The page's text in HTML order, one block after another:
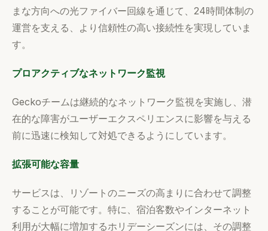
まな方向への光ファイバー回線を通じて、24時間体制の
運営を支える、より信頼性の高い接続性を実現していま
す。
プロアクティブなネットワーク監視
Geckoチームは継続的なネットワーク監視を実施し、潜
在的な障害がユーザーエクスペリエンスに影響を与える
前に迅速に検知して対処できるようにしています。
拡張可能な容量
サービスは、リゾートのニーズの高まりに合わせて調整
することが可能です。特に、宿泊客数やインターネット
利用が大幅に増加するホリデーシーズンには、その調整